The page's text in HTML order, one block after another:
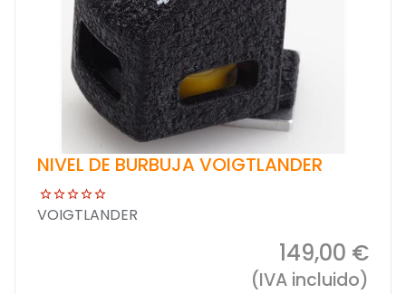
NIVEL DE BURBUJA VOIGTLANDER
VOIGTLANDER
149,00 €
(IVA incluido)